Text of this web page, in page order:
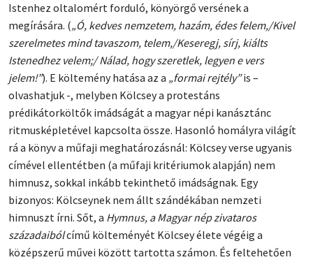
Istenhez oltalomért forduló, könyörgő versének a
megírására. („Ó, kedves nemzetem, hazám, édes felem,/Kivel
szerelmetes mind tavaszom, telem,/Keseregj, sírj, kiálts
Istenedhez velem;/ Nálad, hogy szeretlek, legyen e vers
jelem!”). E költemény hatása az a „formai rejtély”is –
olvashatjuk -, melyben Kölcsey a protestáns
prédikátorköltők imádságát a magyar népi kanásztánc
ritmusképletével kapcsolta össze. Hasonló homályra világít
rá a könyv a műfaji meghatározásnál: Kölcsey verse ugyanis
címével ellentétben (a műfaji kritériumok alapján) nem
himnusz, sokkal inkább tekinthető imádságnak. Egy
bizonyos: Kölcseynek nem állt szándékában nemzeti
himnuszt írni. Sőt, a Hymnus, a Magyar nép zivataros
századaibólcímű költeményét Kölcsey élete végéig a
középszerű művei között tartotta számon. És feltehetően